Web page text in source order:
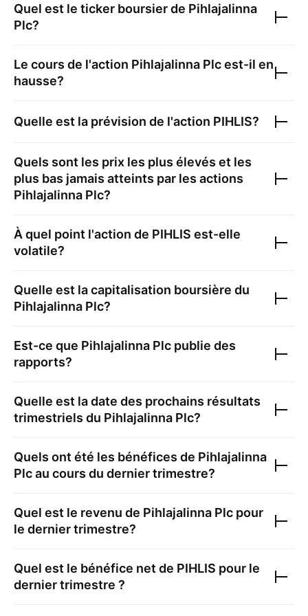
Quel est le ticker boursier de Pihlajalinna
Plc?
Le cours de l'action Pihlajalinna Plcest-il en
hausse?
Quelle est la prévision de l'action PIHLIS?
Quels sont les prix les plus élevés et les
plus bas jamais atteints par les actions
Pihlajalinna Plc?
À quel point l'action de PIHLIS est-elle
volatile?
Quelle est la capitalisation boursière du
Pihlajalinna Plc?
Est-ce que Pihlajalinna Plc publie des
rapports?
Quelle est la date des prochains résultats
trimestriels du Pihlajalinna Plc?
Quels ont été les bénéfices de Pihlajalinna
Plcau cours du dernier trimestre?
Quel est le revenu de Pihlajalinna Plc pour
le dernier trimestre?
Quel est le bénéfice net de PIHLIS pour le
dernier trimestre ?